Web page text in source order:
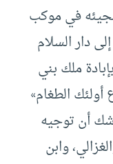
في موكب
دار السلام
ملك بني
أولئك الطغام»
ج6 ص300)، فلا شك أن توجيه
وابن